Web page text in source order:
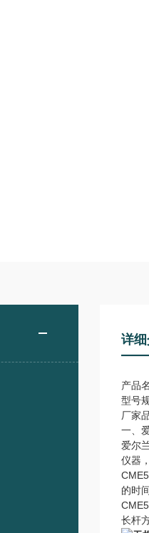
详
产品
型号
厂家
一、
爱尔
仪器
的时
长杆